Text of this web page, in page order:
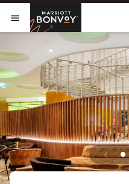
Skip to Content
メニューを開く
Marriott